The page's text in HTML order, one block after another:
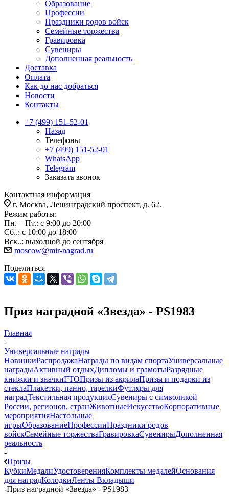
Образование
Профессии
Праздники родов войск
Семейные торжества
Гравировка
Сувениры
Дополненная реальность
Доставка
Оплата
Как до нас добраться
Новости
Контакты
+7 (499) 151-52-01
Назад
Телефоны
+7 (499) 151-52-01
WhatsApp
Telegram
Заказать звонок
Контактная информация
г. Москва, Ленинградский проспект, д. 62.
Режим работы:
Пн. – Пт.: с 9:00 до 20:00
Сб..: с 10:00 до 18:00
Вск..: выходной до сентября
moscow@mir-nagrad.ru
Поделиться
Приз наградной «Звезда» - PS1983
Главная
-
Универсальные награды
НовинкиРаспродажаНаграды по видам спортаУниверсальные
наградыАктивный отдыхДипломы и грамотыРазрядные
книжки и значкиГТОПризы из акрилаПризы и подарки из
стеклаПлакетки, панно, тарелкиФутляры для
наградТекстильная продукцияСувениры с символикой
России, регионов, странЖивотныеИскусствоКорпоративные
мероприятияНастольные
игрыОбразованиеПрофессииПраздники родов
войскСемейные торжестваГравировкаСувенирыДополненная
реальность
-
Призы
КубкиМедалиУдостоверенияКомплекты медалейОснования
для наградКолодкиЛенты Вкладыши
-Приз наградной «Звезда» - PS1983